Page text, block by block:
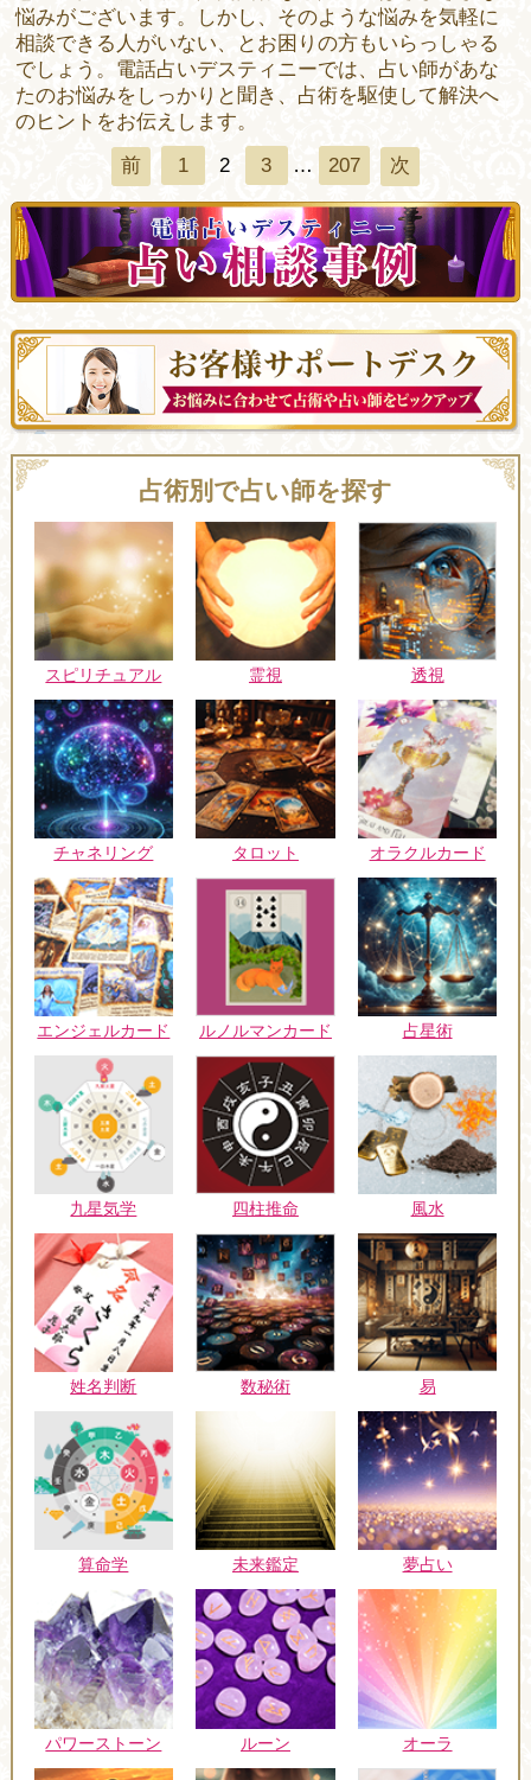
悩みがございます。しかし、そのような悩みを気軽に
相談できる人がいない、とお困りの方もいらっしゃる
でしょう。電話占いデスティニーでは、占い師があな
たのお悩みをしっかりと聞き、占術を駆使して解決へ
のヒントをお伝えします。
前
1 2 3 … 207 次
占術別で占い師を探す
スピリチュアル 霊視 透視
チャネリング タロット オラクルカード
エンジェルカード ルノルマンカード 占星術
九星気学 四柱推命 風水
姓名判断 数秘術 易
算命学 未来鑑定 夢占い
パワーストーン ルーン オーラ